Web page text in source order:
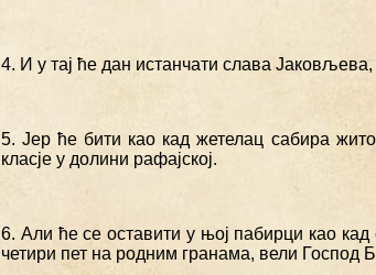
4. И у тај ће дан истанчати слава
5. Јер ће бити као кад жетелац сабира
класје у долини рафајској.
6. Али ће се оставити у њој пабирци као
четири пет на родним гранама, вели Господ